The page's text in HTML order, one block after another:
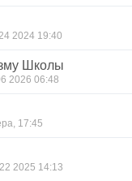
2024 19:40
Школы
2026 06:48
17:45
2025 14:13